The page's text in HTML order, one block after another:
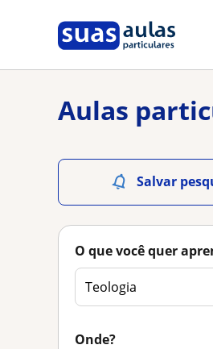
Aulas
Salvar
O que você quer
Onde?